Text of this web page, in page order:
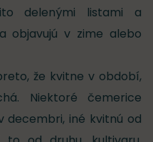
delenými listami a
objavujú v zime alebo
že kvitne v období,
Niektoré čemerice
decembri, iné kvitnú od